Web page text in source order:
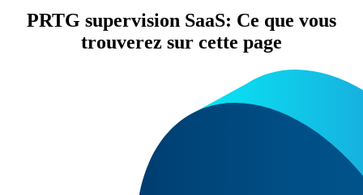
PRTG supervision SaaS: Ce que vous
trouverez sur cette page